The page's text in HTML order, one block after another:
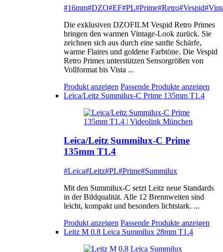
#16mm#DZO#EF#PL#Prime#Retro#Vespid
Die exklusiven DZOFILM Vespid Retro Primes
bringen den warmen Vintage-Look zurück. Sie
zeichnen sich aus durch eine sanfte Schärfe,
warme Flaires und goldene Farbtöne. Die Vespid
Retro Primes unterstützen Sensorgrößen von
Vollformat bis Vista ...
Produkt anzeigen Passende Produkte anzeigen
Leica/Leitz Summilux-C Prime 135mm T1.4
Leica/Leitz Summilux-C Prime
135mm T1.4
#Leica#Leitz#PL#Prime#Summilux
Mit den Summilux-C setzt Leitz neue Standards
in der Bildqualität. Alle 12 Brennweiten sind
leicht, kompakt und besonders lichtstark. ...
Produkt anzeigen Passende Produkte anzeigen
Leitz M 0.8 Leica Summilux 28mm T1.4